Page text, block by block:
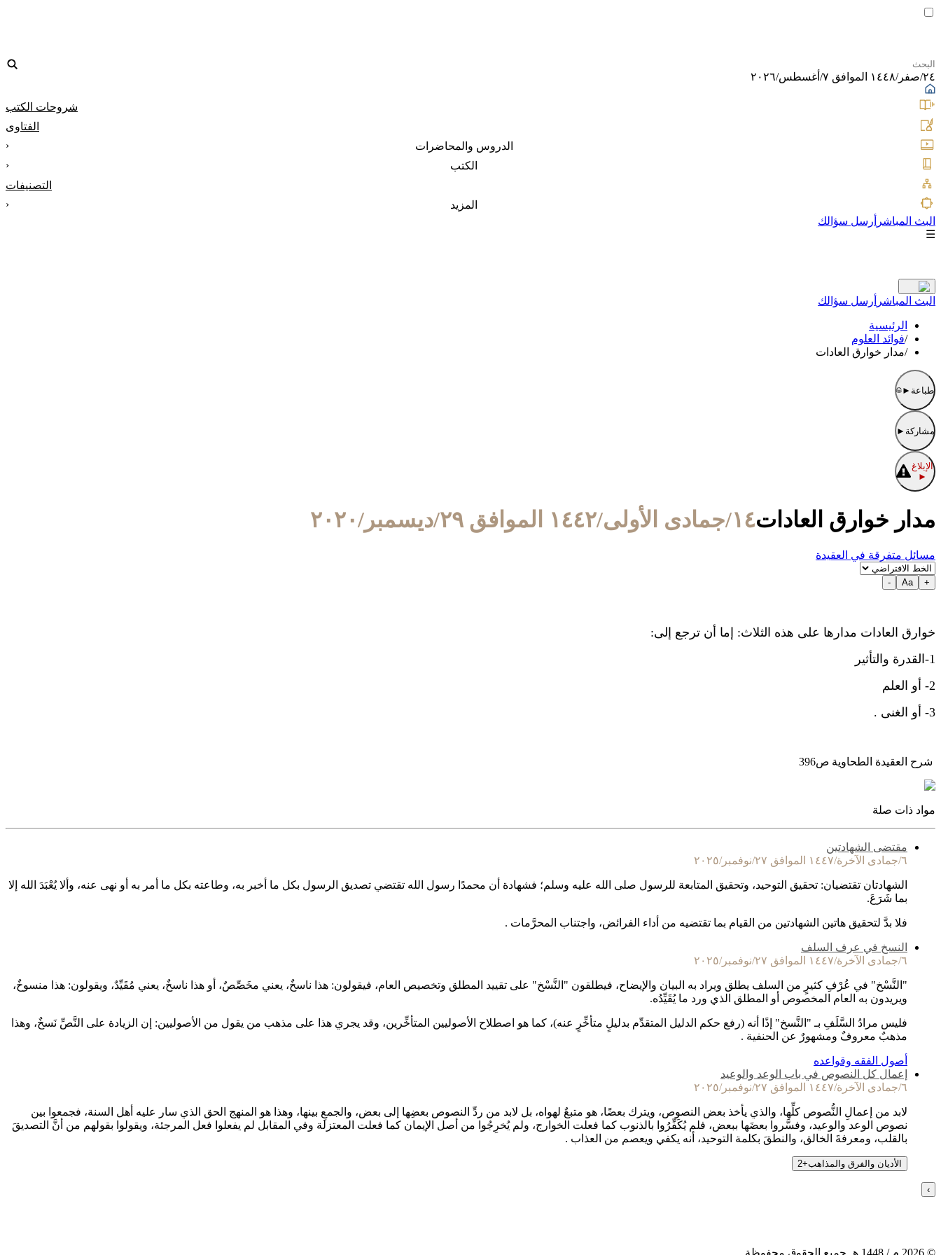
٢٤/صفر/١٤٤٨ الموافق ٧/أغسطس/٢٠٢٦
شروحات الكتب
الفتاوى
الدروس والمحاضرات
‹
الكتب
‹
التصنيفات
المزيد
‹
البث المباشر أرسل سؤالك
☰
البث المباشر أرسل سؤالك
الرئيسية
/فوائد العلوم
/مدار خوارق العادات
طباعة ►
مشاركة ►
الإبلاغ
►
مدار خوارق العادات١٤/جمادى الأولى/١٤٤٢ الموافق ٢٩/ديسمبر/٢٠٢٠
مسائل متفرقة في العقيدة
+
Aa
-
خوارق العادات مدارها على هذه الثلاث: إما أن ترجع إلى:
1-القدرة والتأثير
2- أو العلم
3- أو الغنى .
شرح العقيدة الطحاوية ص396
مواد ذات صلة
مقتضى الشهادتين
٦/جمادى الآخرة/١٤٤٧ الموافق ٢٧/نوفمبر/٢٠٢٥
الشهادتان تقتضيان: تحقيق التوحيد، وتحقيق المتابعة للرسول صلى الله عليه وسلم؛ فشهادة أن محمدًا رسول الله تقتضي تصديق الرسول بكل ما أخبر به، وطاعته بكل ما أمر به أو نهى عنه، وألا يُعْبَدَ الله إلا
بما شَرَعَ.
فلا بدَّ لتحقيق هاتين الشهادتين من القيام بما تقتضيه من أداء الفرائض، واجتناب المحرَّمات .
النسخ في عرف السلف
٦/جمادى الآخرة/١٤٤٧ الموافق ٢٧/نوفمبر/٢٠٢٥
"النَّسْخ" في عُرْفِ كثيرٍ من السلف يطلق ويراد به البيان والإيضاح، فيطلقون "النَّسْخ" على تقييد المطلق وتخصيص العام، فيقولون: هذا ناسخٌ، يعني مخَصِّصٌ، أو هذا ناسخٌ، يعني مُقَيِّدٌ، ويقولون: هذا منسوخٌ،
ويريدون به العام المخصوص أو المطلق الذي ورد ما يُقَيِّدُه.
فليس مرادُ السَّلَفِ بـ "النَّسخ" إذًا أنه (رفع حكم الدليل المتقدِّم بدليلٍ متأخِّرٍ عنه)، كما هو اصطلاح الأصوليين المتأخِّرين، وقد يجري هذا على مذهب من يقول من الأصوليين: إن الزيادة على النَّصِّ نَسخٌ، وهذا
مذهبٌ معروفٌ ومشهورٌ عن الحنفية .
أصول الفقه وقواعده
إعمال كل النصوص في باب الوعد والوعيد
٦/جمادى الآخرة/١٤٤٧ الموافق ٢٧/نوفمبر/٢٠٢٥
لابد من إعمالِ النُّصوص كلِّها، والذي يأخذ بعض النصوص، ويترك بعضًا، هو متبعٌ لهواه، بل لابد من ردِّ النصوص بعضِها إلى بعض، والجمعِ بينها، وهذا هو المنهج الحق الذي سار عليه أهل السنة، فجمعوا بين
نصوص الوعد والوعيد، وفسَّروا بعضَها ببعض، فلم يُكَفِّرُوا بالذنوب كما فعلت الخوارج، ولم يُخرِجُوا من أصل الإيمان كما فعلت المعتزلة وفي المقابل لم يفعلوا فعل المرجئة، ويقولوا بقولهم من أنَّ التصديقَ
بالقلب، ومعرفةَ الخالق، والنطقَ بكلمة التوحيد، أنه يكفي ويعصم من العذاب .
الأديان والفرق والمذاهب+
2
›
©
2026 م / 1448 هـ جميع الحقوق محفوظة